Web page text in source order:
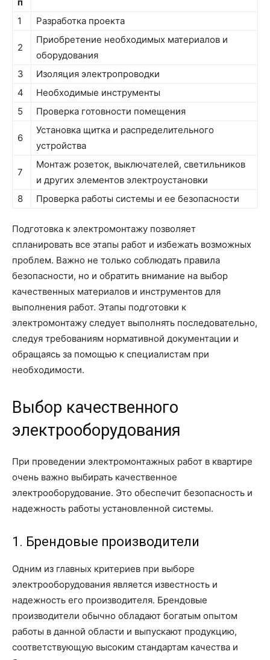
1
Разработка проекта
2
Приобретение необходимых материалов и
оборудования
3
Изоляция электропроводки
4
Необходимые инструменты
5
Проверка готовности помещения
6
Установка щитка и распределительного
устройства
7
Монтаж розеток, выключателей, светильников
и других элементов электроустановки
8
Проверка работы системы и ее безопасности
Подготовка к электромонтажу позволяет
спланировать все этапы работ и избежать возможных
проблем. Важно не только соблюдать правила
безопасности, но и обратить внимание на выбор
качественных материалов и инструментов для
выполнения работ. Этапы подготовки к
электромонтажу следует выполнять последовательно,
следуя требованиям нормативной документации и
обращаясь за помощью к специалистам при
необходимости.
Выбор качественного
электрооборудования
При проведении электромонтажных работ в квартире
очень важно выбирать качественное
электрооборудование. Это обеспечит безопасность и
надежность работы установленной системы.
1. Брендовые производители
Одним из главных критериев при выборе
электрооборудования является известность и
надежность его производителя. Брендовые
производители обычно обладают богатым опытом
работы в данной области и выпускают продукцию,
соответствующую высоким стандартам качества и